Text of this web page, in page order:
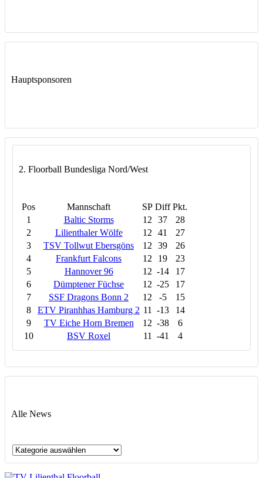
Hauptsponsoren
2. Floorball Bundesliga Nord/West
Pos Mannschaft SP Diff Pkt.
1
Baltic Storms 12 37
28
2
Lilienthaler Wölfe 12 41
27
3
TSV Tollwut Ebersgöns 12 39
26
4
Frankfurt Falcons 12 19
23
5
Hannover 96 12 -14
17
6
Dümptener Füchse 12 -25
17
7
SSF Dragons Bonn 2 12 -5
15
8
ETV Piranhhas Hamburg 2 11 -13
14
9
TV Eiche Horn Bremen 12 -38
6
10
BSV Roxel 11 -41 4
Alle News
Alle